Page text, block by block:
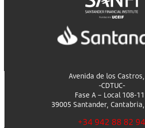
Avenida de los
-CDTUC-
Fase A – Local 108-
39005 Santander,
+34 942 88 82 94